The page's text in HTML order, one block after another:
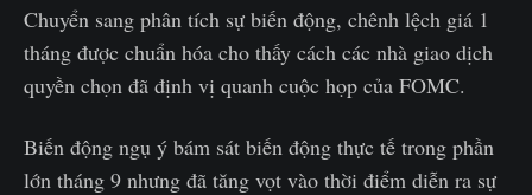
Chuyển sang phân tích sự biến động, chênh lệch giá 1
tháng được chuẩn hóa cho thấy cách các nhà giao dịch
quyền chọn đã định vị quanh cuộc họp của FOMC.
Biến động ngụ ý bám sát biến động thực tế trong phần
lớn tháng 9 nhưng đã tăng vọt vào thời điểm diễn ra sự